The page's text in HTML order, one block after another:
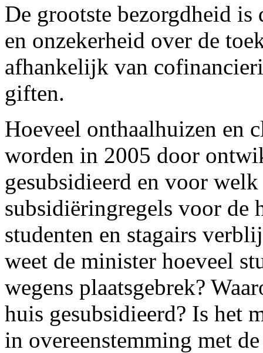
De grootste bezorgdheid
en onzekerheid over de
afhankelijk van
giften.
Hoeveel onthaalhuizen en
worden in 2005 door
gesubsidieerd en voor
subsidiëringregels voor de
studenten en stagairs
weet de minister hoeveel
wegens plaatsgebrek?
huis gesubsidieerd? Is het
in overeenstemming met